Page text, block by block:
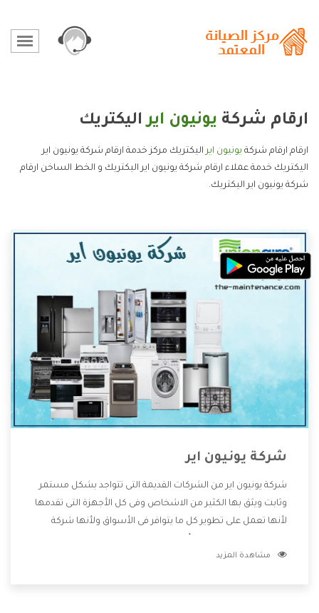
ارقام شركة يونيون ايراليكتريك
ارقام ارقام شركة يونيون ايراليكتريك مركز خدمة ارقام شركة يونيون اير
اليكتريك خدمة عملاء ارقام شركة يونيون اير اليكتريك و الخط الساخن ارقام
شركة يونيون اير اليكتريك.
شركة يونيون اير
شركة يونيون اير من الشركات القديمة التى تتواجد بشكل مستمر
وثابت ويثق بها الكثير من الاشخاص وفى كل الأجهزة التى تقدمها
لأنها تعمل على تطوير كل ما يتوافر فى الأسواق ولأنها شركة
وتقدم للعملاء أقوى العروض والخصومات التى تسهل على
مشاهدة المزيد